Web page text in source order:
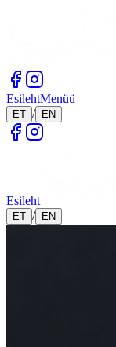
EsilehtMenüü
ET / EN
Esileht
ET / EN